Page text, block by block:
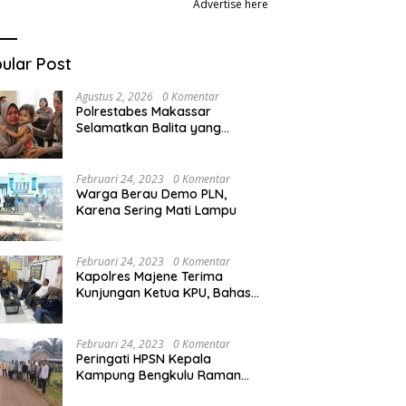
Advertise here
Post
Agustus 2, 2026 0 Komentar
Polrestabes Makassar
Selamatkan Balita yang
Februari 24, 2023 0 Komentar
Warga Berau Demo PLN,
Karena Sering Mati Lampu
Februari 24, 2023 0 Komentar
Kapolres Majene Terima
Kunjungan Ketua KPU, Bahas
Februari 24, 2023 0 Komentar
Peringati HPSN Kepala
Kampung Bengkulu Raman